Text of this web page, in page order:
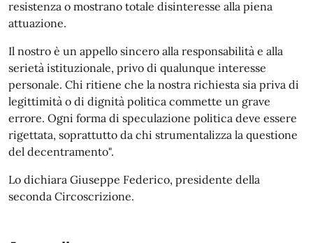
resistenza o mostrano totale disinteresse alla piena
attuazione.
Il nostro è un appello sincero alla responsabilità e alla
serietà istituzionale, privo di qualunque interesse
personale. Chi ritiene che la nostra richiesta sia priva di
legittimità o di dignità politica commette un grave
errore. Ogni forma di speculazione politica deve essere
rigettata, soprattutto da chi strumentalizza la questione
del decentramento".
Lo dichiara Giuseppe Federico, presidente della
seconda Circoscrizione.